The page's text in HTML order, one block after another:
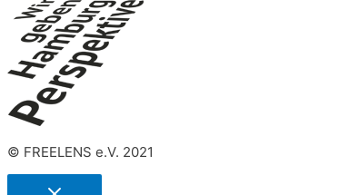
© FREELENS e.V. 2021